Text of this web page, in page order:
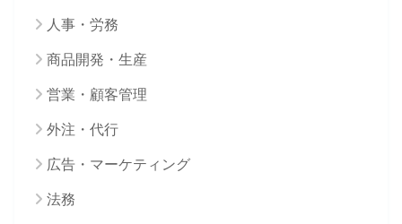
人事・労務
商品開発・生産
営業・顧客管理
外注・代行
広告・マーケティング
法務